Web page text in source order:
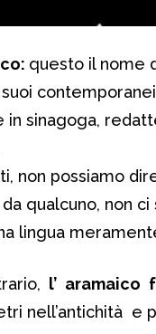
questo il nome
in sinagoga,
non possiamo
qualcuno, non
lingua
l’ aramaico
nell’antichità e